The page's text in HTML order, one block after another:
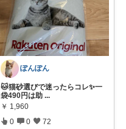
ぽんぽん
🐱猫砂選びで迷ったらコレ✨一
袋490円は助 ...
￥ 1,960
0 0 72